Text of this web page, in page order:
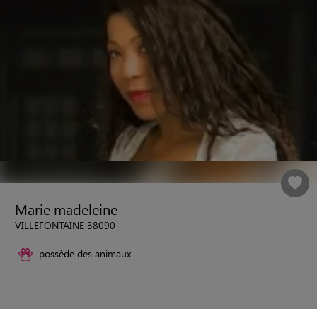
Marie madeleine
VILLEFONTAINE 38090
possède des animaux